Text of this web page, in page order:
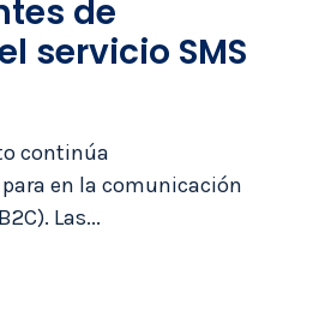
de
servicio SMS
continúa
en la comunicación
Las...